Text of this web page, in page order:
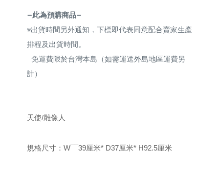
—此為預購商品—
※出貨時間另外通知，下標即代表同意配合賣家生產
排程及出貨時間。
免運費限於台灣本島（如需運送外島地區運費另
計）
天使/雕像人
規格尺寸 ： W¯¯39厘米* D37厘米* H92.5厘米